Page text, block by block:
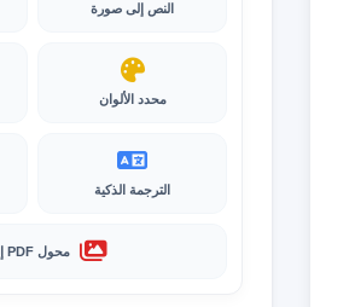
النص إلى صورة
محدد الألوان
الترجمة الذكية
محول PDF إلى صور